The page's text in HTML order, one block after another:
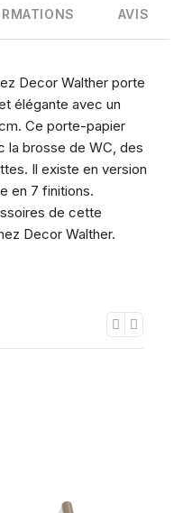
AVIS
Decor Walther porte
élégante avec un
Ce porte-papier
la brosse de WC, des
Il existe en version
en 7 finitions.
de cette
Decor Walther.